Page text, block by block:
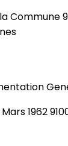
Commune
Mars 1962